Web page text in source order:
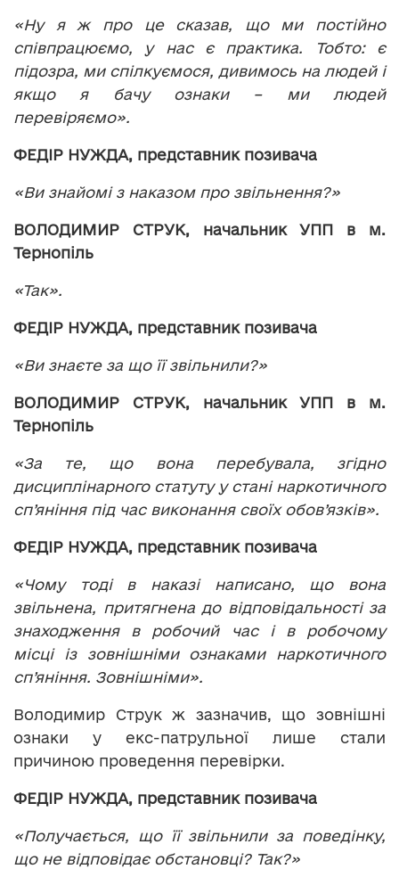
«Ну я ж про це сказав, що ми постійно
співпрацюємо, у нас є практика. Тобто: є
підозра, ми спілкуємося, дивимось на людей і
якщо я бачу ознаки – ми людей
перевіряємо».
ФЕДІР НУЖДА, представник позивача
«Ви знайомі з наказом про звільнення?»
ВОЛОДИМИР СТРУК, начальник УПП в м.
Тернопіль
«Так».
ФЕДІР НУЖДА, представник позивача
«Ви знаєте за що її звільнили?»
ВОЛОДИМИР СТРУК, начальник УПП в м.
Тернопіль
«За те, що вона перебувала, згідно
дисциплінарного статуту у стані наркотичного
сп’яніння під час виконання своїх обов’язків».
ФЕДІР НУЖДА, представник позивача
«Чому тоді в наказі написано, що вона
звільнена, притягнена до відповідальності за
знаходження в робочий час і в робочому
місці із зовнішніми ознаками наркотичного
сп’яніння. Зовнішніми».
Володимир Струк ж зазначив, що зовнішні
ознаки у екс-патрульної лише стали
причиною проведення перевірки.
ФЕДІР НУЖДА, представник позивача
«Получається, що її звільнили за поведінку,
що не відповідає обстановці? Так?»